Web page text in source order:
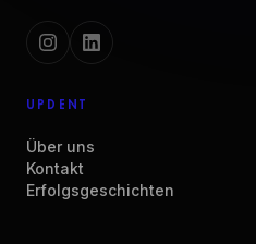
UPDENT
Über uns
Kontakt
Erfolgsgeschichten